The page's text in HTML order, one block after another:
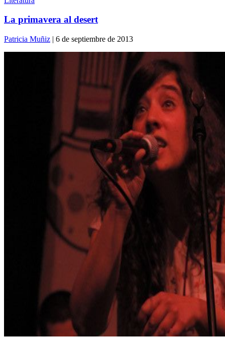
La primavera al desert
Patricia Muñiz | 6 de septiembre de 2013